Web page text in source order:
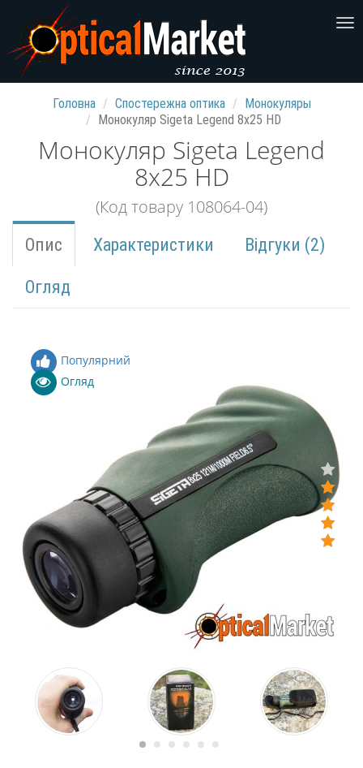
Головна Спостережна оптика
Монокуляры
Монокуляр Sigeta Legend 8x25 HD
Монокуляр Sigeta Legend
8x25 HD
(Код товару 108064-04)
Опис Характеристики Відгуки (2)
Огляд
Популярний
Огляд